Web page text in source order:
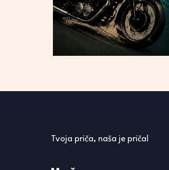
Tvoja priča, naša je priča!